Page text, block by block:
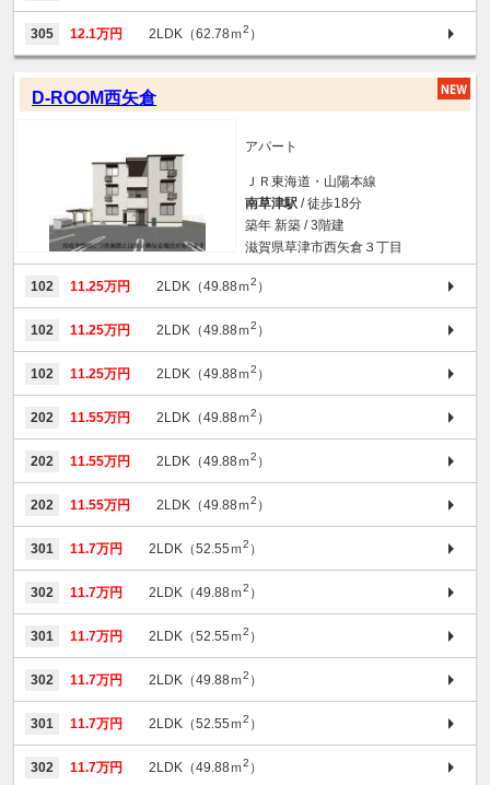
305 12.1万円 2LDK（62.78ｍ2 ）
D-ROOM西矢倉
アパート
ＪＲ東海道・山陽本線
南草津駅 / 徒歩18分
築年 新築 / 3階建
滋賀県草津市西矢倉３丁目
102 11.25万円 2LDK（49.88ｍ2 ）
102 11.25万円 2LDK（49.88ｍ2 ）
102 11.25万円 2LDK（49.88ｍ2 ）
202 11.55万円 2LDK（49.88ｍ2 ）
202 11.55万円 2LDK（49.88ｍ2 ）
202 11.55万円 2LDK（49.88ｍ2 ）
301 11.7万円 2LDK（52.55ｍ2 ）
302 11.7万円 2LDK（49.88ｍ2 ）
301 11.7万円 2LDK（52.55ｍ2 ）
302 11.7万円 2LDK（49.88ｍ2 ）
301 11.7万円 2LDK（52.55ｍ2 ）
302 11.7万円 2LDK（49.88ｍ2 ）